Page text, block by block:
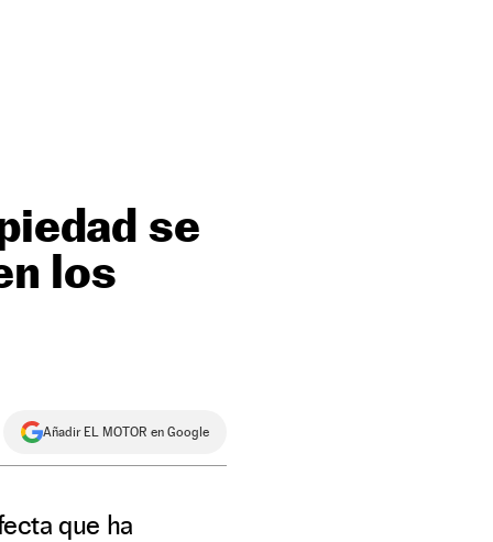
se
los
Añadir EL MOTOR en Google
que ha